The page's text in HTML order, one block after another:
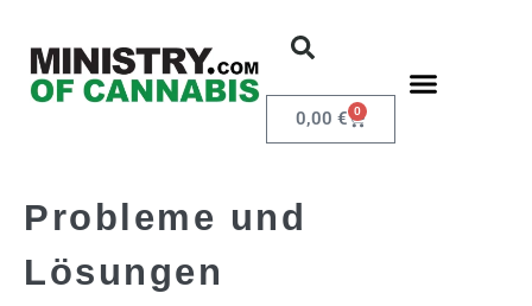
0,00 € 0
Probleme und
Lösungen